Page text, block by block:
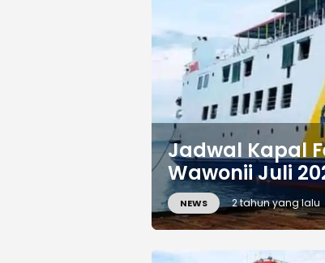
Jadwal Kapal
Wawonii Juli
NEWS 2 tahun yang lalu